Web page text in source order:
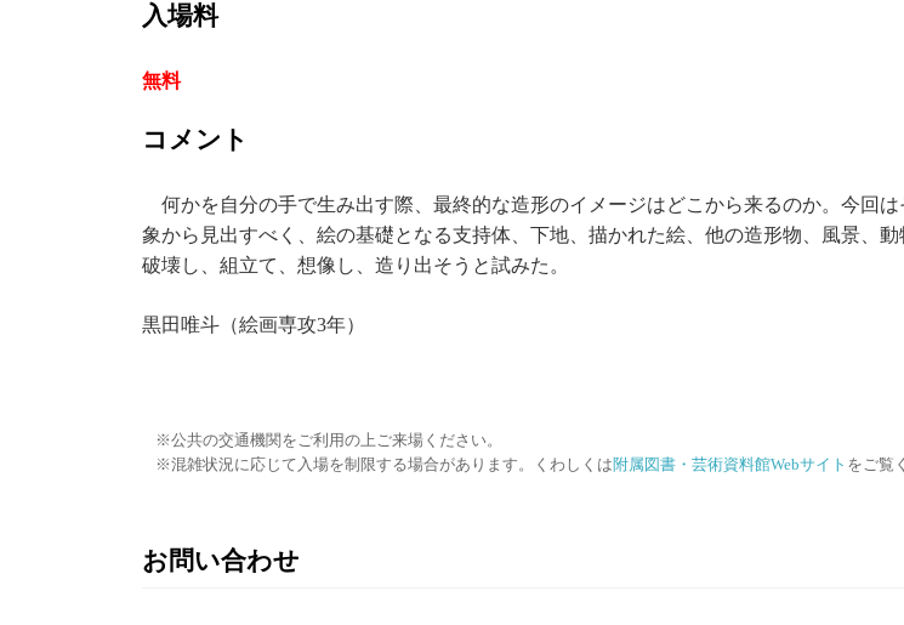
入場料
無料
コメント
何かを自分の手で生み出す際、最終的な造形のイメージはどこから来るのか。今回は
象から見出すべく、絵の基礎となる支持体、下地、描かれた絵、他の造形物、風景、動
破壊し、組立て、想像し、造り出そうと試みた。
黒田唯斗（絵画専攻3年）
公共の交通機関をご利用の上ご来場ください。
混雑状況に応じて入場を制限する場合があります。くわしくは附属図書・芸術資料館Webサイト をご覧
お問い合わせ